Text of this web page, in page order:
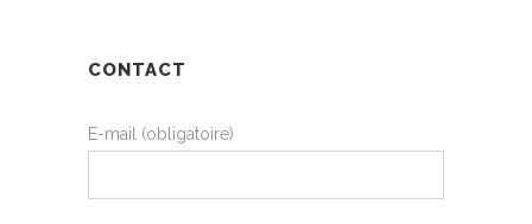
CONTACT
E-mail (obligatoire)